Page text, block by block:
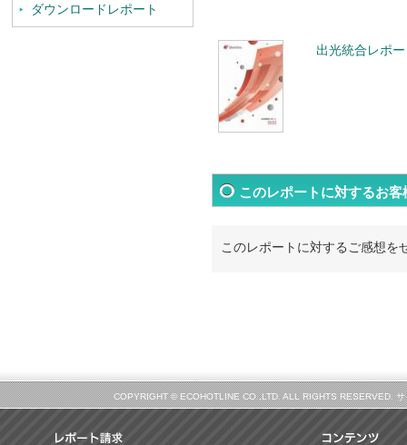
ダウンロードレポート
出光統合レポ
このレポートに対するお客
このレポートに対するご感想を
COPYRIGHT © ECOHOTLINE CO.,LTD. ALL RIGHTS RESERVED.